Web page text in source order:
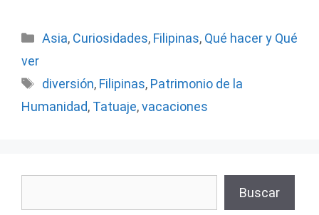
Categorías
Asia, Curiosidades, Filipinas, Qué hacer y Qué
ver
Etiquetas
diversión, Filipinas, Patrimonio de la
Humanidad, Tatuaje,vacaciones
Buscar